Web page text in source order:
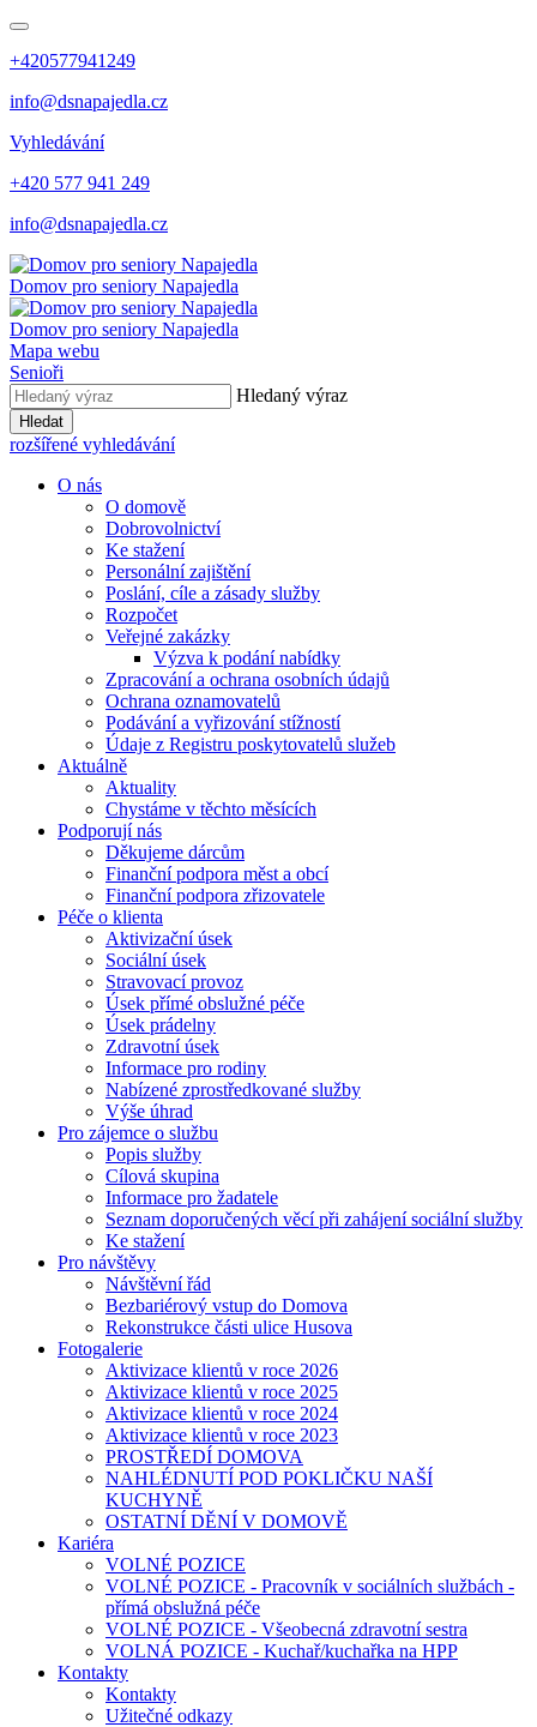
+420577941249
info@dsnapajedla.cz
Vyhledávání
+420 577 941 249
info@dsnapajedla.cz
Domov pro seniory Napajedla
Domov pro seniory Napajedla
Mapa webu
Senioři
Hledaný výraz
Hledat
rozšířené vyhledávání
O nás
O domově
Dobrovolnictví
Ke stažení
Personální zajištění
Poslání, cíle a zásady služby
Rozpočet
Veřejné zakázky
Výzva k podání nabídky
Zpracování a ochrana osobních údajů
Ochrana oznamovatelů
Podávání a vyřizování stížností
Údaje z Registru poskytovatelů služeb
Aktuálně
Aktuality
Chystáme v těchto měsících
Podporují nás
Děkujeme dárcům
Finanční podpora měst a obcí
Finanční podpora zřizovatele
Péče o klienta
Aktivizační úsek
Sociální úsek
Stravovací provoz
Úsek přímé obslužné péče
Úsek prádelny
Zdravotní úsek
Informace pro rodiny
Nabízené zprostředkované služby
Výše úhrad
Pro zájemce o službu
Popis služby
Cílová skupina
Informace pro žadatele
Seznam doporučených věcí při zahájení sociální služby
Ke stažení
Pro návštěvy
Návštěvní řád
Bezbariérový vstup do Domova
Rekonstrukce části ulice Husova
Fotogalerie
Aktivizace klientů v roce 2026
Aktivizace klientů v roce 2025
Aktivizace klientů v roce 2024
Aktivizace klientů v roce 2023
PROSTŘEDÍ DOMOVA
NAHLÉDNUTÍ POD POKLIČKU NAŠÍ
KUCHYNĚ
OSTATNÍ DĚNÍ V DOMOVĚ
Kariéra
VOLNÉ POZICE
VOLNÉ POZICE - Pracovník v sociálních službách -
přímá obslužná péče
VOLNÉ POZICE - Všeobecná zdravotní sestra
VOLNÁ POZICE - Kuchař/kuchařka na HPP
Kontakty
Kontakty
Užitečné odkazy